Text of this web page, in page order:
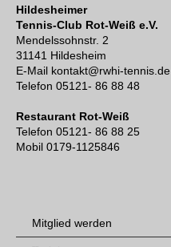
Hildesheimer
Tennis-Club Rot-Weiß e.V.
Mendelssohnstr. 2
31141 Hildesheim
E-Mail kontakt@rwhi-tennis.de
Telefon 05121- 86 88 48
Restaurant Rot-Weiß
Telefon 05121- 86 88 25
Mobil 0179-1125846
Mitglied werden